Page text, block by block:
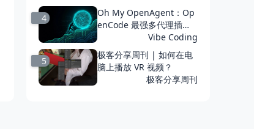
4
Oh My OpenAgent：Op
enCode 最强多代理插
件，提升 10 倍开发效率
Vibe Coding
5
极客分享周刊 | 如何在电
脑上播放 VR 视频？
极客分享周刊